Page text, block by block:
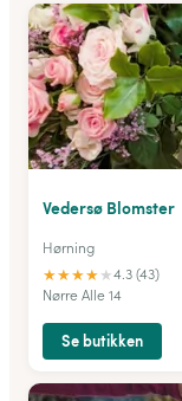
Vedersø Blomster
Hørning
★★★★★4.3 (43)
Nørre Alle 14
Se butikken